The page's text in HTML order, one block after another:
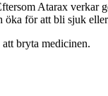
Atarax verkar
för att bli sjuk
bryta medicinen.